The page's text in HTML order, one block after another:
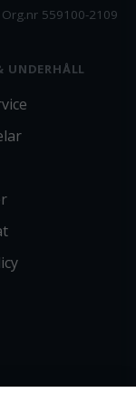
Org.nr 559100-2109
UNDERHÅLL